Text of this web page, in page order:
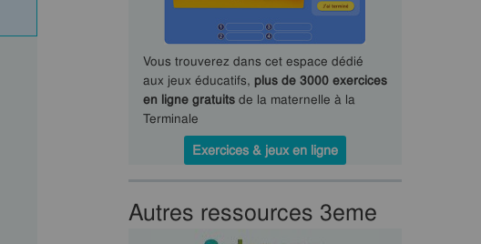
Vous trouverez dans cet espace dédié
aux jeux éducatifs, plus de 3000 exercices
en ligne gratuitsde la maternelle à la
Terminale
Exercices & jeux en ligne
Autres ressources 3eme